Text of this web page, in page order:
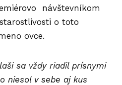
návštevníkom
o toto
ovce.
sa vždy riadil prísnymi
niesol v sebe aj kus